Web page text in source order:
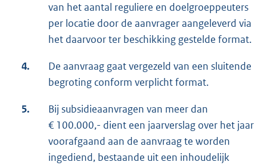
van het aantal reguliere en doelgroeppeuters
per locatie door de aanvrager aangeleverd via
het daarvoor ter beschikking gestelde format.
4.
De aanvraag gaat vergezeld van een sluitende
begroting conform verplicht format.
5.
Bij subsidieaanvragen van meer dan
€ 100.000,- dient een jaarverslag over het jaar
voorafgaand aan de aanvraag te worden
ingediend, bestaande uit een inhoudelijk